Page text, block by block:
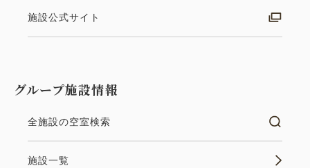
施設公式サイト
グループ施設情報
全施設の空室検索
施設一覧